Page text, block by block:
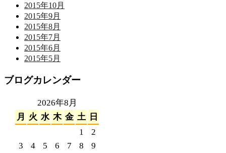
2015年10月
2015年9月
2015年8月
2015年7月
2015年6月
2015年5月
ブログカレンダー
2026年8月
月 火 水 木 金 土 日
1
2
3
4 5 6 7 8
9